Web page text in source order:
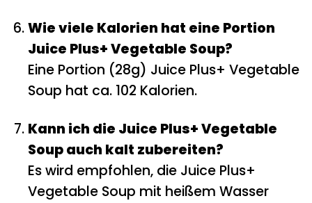
Wie viele Kalorien hat eine Portion
Juice Plus+ Vegetable Soup?
Eine Portion (28g) Juice Plus+ Vegetable
Soup hat ca. 102 Kalorien.
Kann ich die Juice Plus+ Vegetable
Soup auch kalt zubereiten?
Es wird empfohlen, die Juice Plus+
Vegetable Soup mit heißem Wasser